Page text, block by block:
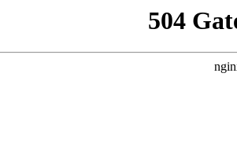
504